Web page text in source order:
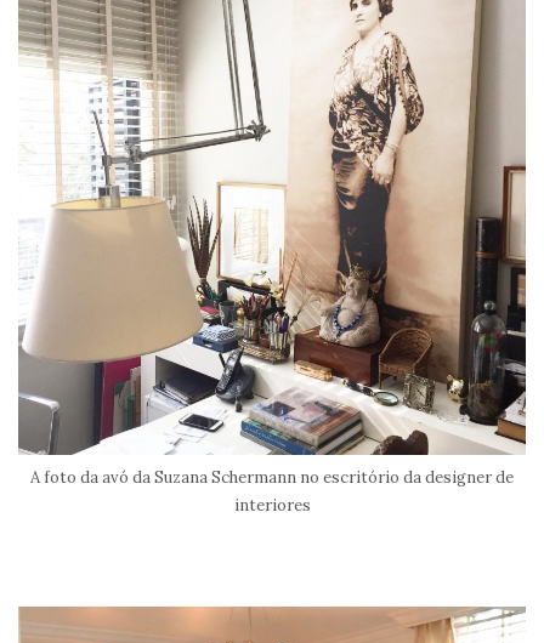
A foto da avó da Suzana Schermann no escritório da designer de
interiores